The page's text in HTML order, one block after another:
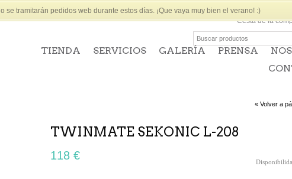
Cesta de la
TIENDA SERVICIOS GALERÍA PRENSA
« Volver a
TWINMATE SEKONIC L-208
118 €
se tramitarán pedidos web durante estos días. ¡Que vaya muy bien el verano! :)